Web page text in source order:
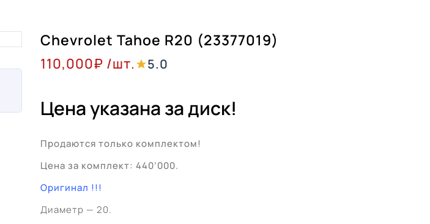
Chevrolet Tahoe R20 (23377019)
110,000₽ /шт. 5.0
Цена указана за диск!
Продаются только комплектом!
Цена за комплект: 440’000.
Оригинал !!!
Диаметр — 20.